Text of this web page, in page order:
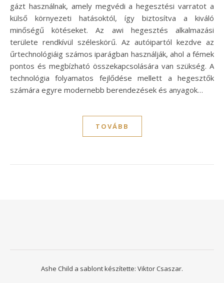
gázt használnak, amely megvédi a hegesztési varratot a
külső környezeti hatásoktól, így biztosítva a kiváló
minőségű kötéseket. Az awi hegesztés alkalmazási
területe rendkívül széleskörű. Az autóipartól kezdve az
űrtechnológiáig számos iparágban használják, ahol a fémek
pontos és megbízható összekapcsolására van szükség. A
technológia folyamatos fejlődése mellett a hegesztők
számára egyre modernebb berendezések és anyagok…
TOVÁBB
Ashe Child a sablont készítette: Viktor Csaszar.